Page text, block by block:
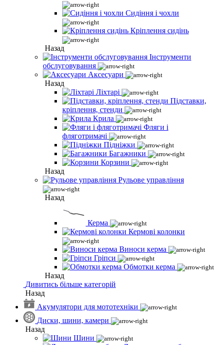
Сидіння і чохли
Кріплення сидінь
Назад
Інструменти
обслуговування
Аксесуари
Назад
Ліхтарі
Підставки,
кріплення, стенди
Крила
Фляги і
фляготримачі
Підніжки
Багажники
Корзини
Назад
Рульове управління
Назад
Керма
Кермові колонки
Виноси керма
Гріпси
Обмотки керма
Назад
Дивитись більше категорій
Назад
Акумулятори для мототехніки
Диски, шини, камери
Назад
Шини